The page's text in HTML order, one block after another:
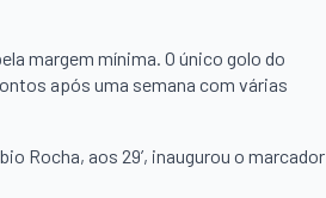
margem mínima. O único golo do
após uma semana com várias
Rocha, aos 29’, inaugurou o marcador